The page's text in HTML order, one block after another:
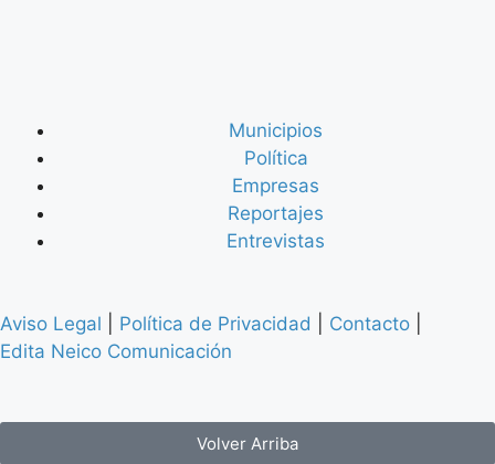
Municipios
Política
Empresas
Reportajes
Entrevistas
Aviso Legal Política de Privacidad Contacto
Edita Neico Comunicación
Volver Arriba